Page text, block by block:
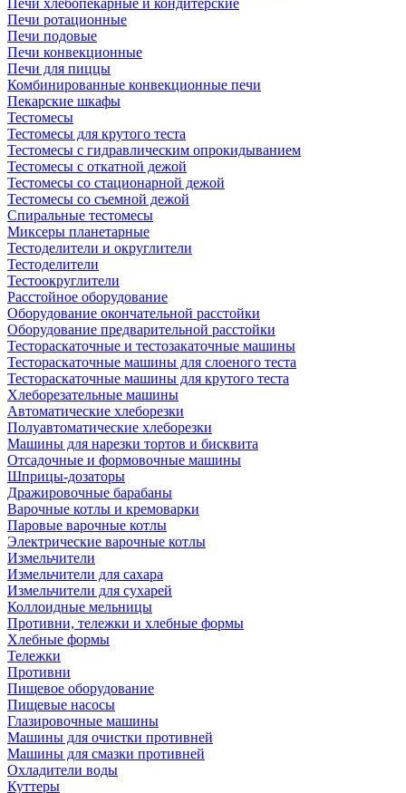
Печи хлебопекарные и кондитерские
Печи ротационные
Печи подовые
Печи конвекционные
Печи для пиццы
Комбинированные конвекционные печи
Пекарские шкафы
Тестомесы
Тестомесы для крутого теста
Тестомесы с гидравлическим опрокидыванием
Тестомесы с откатной дежой
Тестомесы со стационарной дежой
Тестомесы со съемной дежой
Спиральные тестомесы
Миксеры планетарные
Тестоделители и округлители
Тестоделители
Тестоокруглители
Расстойное оборудование
Оборудование окончательной расстойки
Оборудование предварительной расстойки
Тестораскаточные и тестозакаточные машины
Тестораскаточные машины для слоеного теста
Тестораскаточные машины для крутого теста
Хлеборезательные машины
Автоматические хлеборезки
Полуавтоматические хлеборезки
Машины для нарезки тортов и бисквита
Отсадочные и формовочные машины
Шприцы-дозаторы
Дражировочные барабаны
Варочные котлы и кремоварки
Паровые варочные котлы
Электрические варочные котлы
Измельчители
Измельчители для сахара
Измельчители для сухарей
Коллоидные мельницы
Противни, тележки и хлебные формы
Хлебные формы
Тележки
Противни
Пищевое оборудование
Пищевые насосы
Глазировочные машины
Машины для очистки противней
Машины для смазки противней
Охладители воды
Куттеры